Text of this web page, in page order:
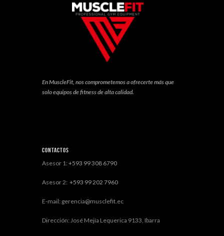
En MuscleFit, nos comprometemos a ofrecerte más que
solo equipos de fitness de alta calidad.
Contactos
Asesor 1: +593 99 308 6790
Asesor 2: +593 99 202 7960
E-mail: gerencia@musclefit.ec
Dirección: José Mejía Lequerica 9133, Ibarra